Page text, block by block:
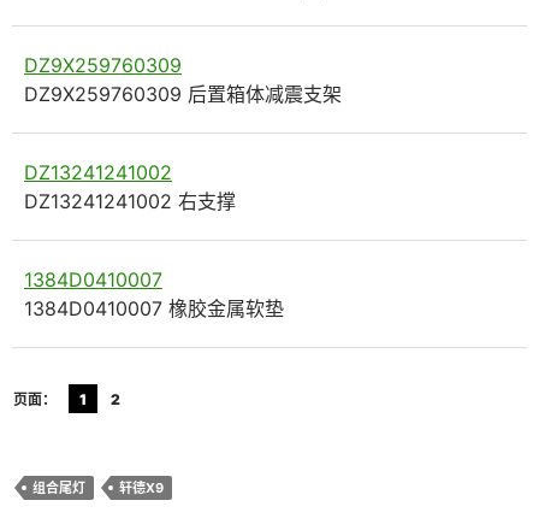
DZ9X259760309
DZ9X259760309 后置箱体减震支架
DZ13241241002
DZ13241241002 右支撑
1384D0410007
1384D0410007 橡胶金属软垫
页面： 1 2
组合尾灯 轩德X9